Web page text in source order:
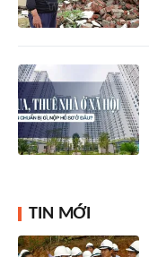
TIN MỚI